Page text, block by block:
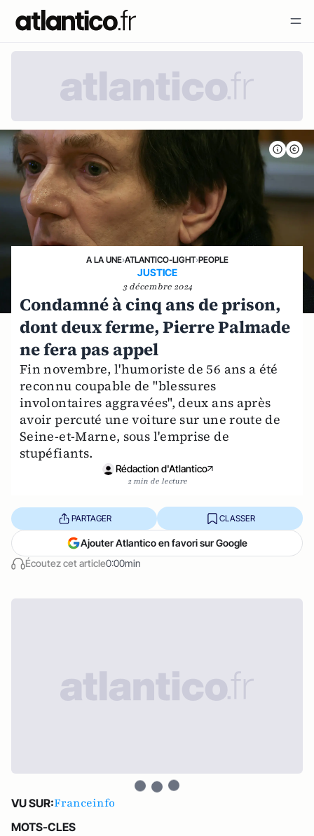
A LA UNE›ATLANTICO-LIGHT›PEOPLE
JUSTICE
3 décembre 2024
Condamné à cinq ans de prison,
dont deux ferme, Pierre Palmade
ne fera pas appel
Fin novembre, l'humoriste de 56 ans a été
reconnu coupable de "blessures
involontaires aggravées", deux ans après
avoir percuté une voiture sur une route de
Seine-et-Marne, sous l'emprise de
stupéfiants.
Rédaction d'Atlantico
2 min de lecture
Écoutez cet article0:00min
PARTAGER CLASSER
Ajouter Atlantico en favori sur Google
VU SUR:Franceinfo
MOTS-CLES